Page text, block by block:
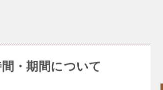
・期間について